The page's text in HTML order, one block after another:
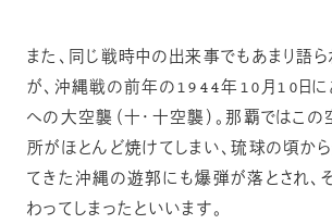
また、同じ戦時中の出来事でもあまり語
が、沖縄戦の前年の1944年10月10日
への大空襲（十・十空襲）。那覇ではこ
所がほとんど焼けてしまい、琉球の頃か
てきた沖縄の遊郭にも爆弾が落とされ、
わってしまったといいます。